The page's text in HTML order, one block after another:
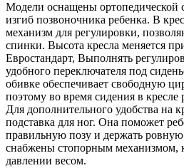
Модели оснащены ортопедической
изгиб позвоночника ребенка. В
механизм для регулировки,
спинки. Высота кресла меняется
Евростандарт, Выполнять
удобного переключателя под
обивке обеспечивает свободную
поэтому во время сидения в кресле
Для дополнительного удобства на
подставка для ног. Она поможет
правильную позу и держать
снабжены стопорным механизмом,
давлении весом.